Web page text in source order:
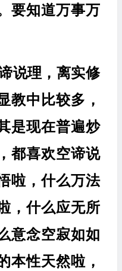
要知道万事万
说理，离实修
教中比较多，
是现在普遍炒
都喜欢空谛说
啦，什么万法
，什么应无所
意念空寂如如
本性天然啦，